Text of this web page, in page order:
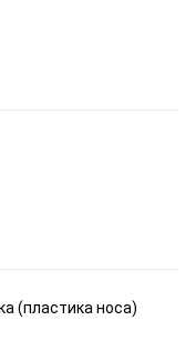
(пластика носа)